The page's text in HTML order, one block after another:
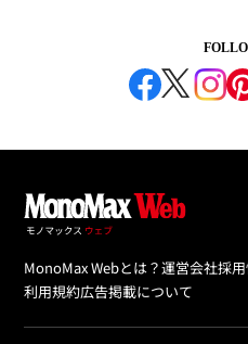
MonoMax Webとは？運営会社採
利用規約広告掲載について